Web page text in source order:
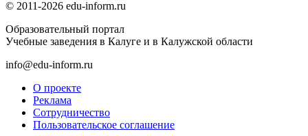
© 2011-2026 edu-inform.ru
Образовательный портал
Учебные заведения в Калуге и в Калужской области
info@edu-inform.ru
О проекте
Реклама
Сотрудничество
Пользовательское соглашение